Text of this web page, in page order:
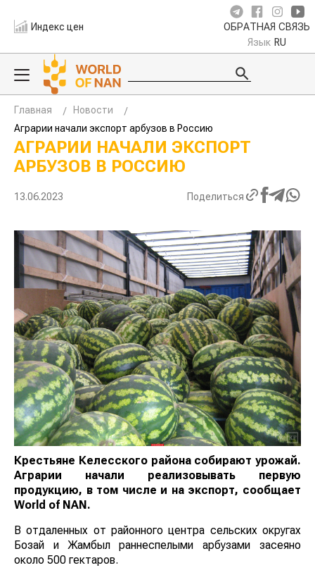
Индекс цен ОБРАТНАЯ СВЯЗЬ
Язык RU
Главная
Новости
Аграрии начали экспорт арбузов в Россию
АГРАРИИ НАЧАЛИ ЭКСПОРТ
АРБУЗОВ В РОССИЮ
13.06.2023 Поделиться
Крестьяне Келесского района собирают урожай.
Аграрии начали реализовывать первую
продукцию, в том числе и на экспорт, сообщает
World of NAN.
В отдаленных от районного центра сельских округах
Бозай и Жамбыл раннеспелыми арбузами засеяно
около 500 гектаров.